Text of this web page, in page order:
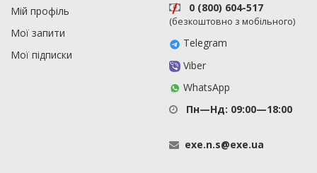
Мій профіль
Мої запити
Мої підписки
0 (800) 604-517
(безкоштовно з мобільного)
Telegram
Viber
WhatsApp
Пн—Нд: 09:00—18:00
exe.n.s@exe.ua